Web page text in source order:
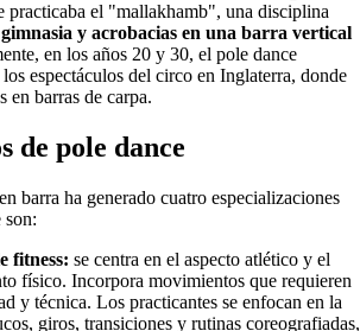
practicaba el "mallakhamb", una disciplina
y acrobacias en una barra vertical
en los años 20 y 30, el pole dance
espectáculos del circo en Inglaterra, donde
en barras de carpa.
de pole dance
barra ha generado cuatro especializaciones
son:
fitness: se centra en el aspecto atlético y el
físico. Incorpora movimientos que requieren
y técnica. Los practicantes se enfocan en la
giros, transiciones y rutinas coreografiadas,